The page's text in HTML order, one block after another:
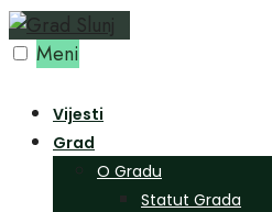
Preskoči
na Meni
Vijesti
Grad
O Gradu
Statut Grada